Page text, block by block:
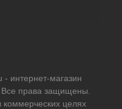
интернет-магазин
Все права защищены.
коммерческих целях